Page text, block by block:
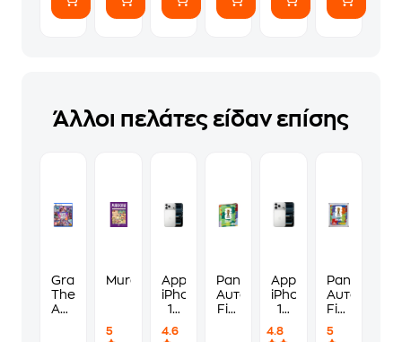
Άλλοι πελάτες είδαν επίσης
Grand
Theft
Auto
Standard
Murdoku
5
Apple
iPhone
17
Max
4.6
Panini
Αυτοκόλλητα
Fifa
Apple
iPhone
17
256GB
4.8
Panini
Fifa
Cup
5